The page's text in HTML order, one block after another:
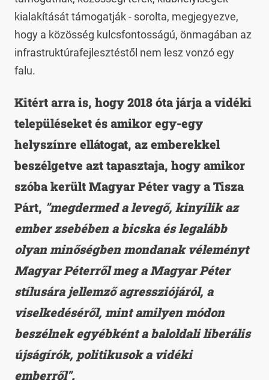
kialakítását támogatják - sorolta, megjegyezve,
hogy a közösség kulcsfontosságú, önmagában az
infrastruktúrafejlesztéstől nem lesz vonzó egy
falu.
Kitért arra is, hogy 2018 óta járja a vidéki
településeket és amikor egy-egy
helyszínre ellátogat, az emberekkel
beszélgetve azt tapasztaja, hogy amikor
szóba került Magyar Péter vagy a Tisza
Párt, "megdermed a levegő, kinyílik az
ember zsebében a bicska és legalább
olyan minőségben mondanak véleményt
Magyar Péterről meg a Magyar Péter
stílusára jellemző agressziójáról, a
viselkedéséről, mint amilyen módon
beszélnek egyébként a baloldali liberális
újságírók, politikusok a vidéki
emberről".